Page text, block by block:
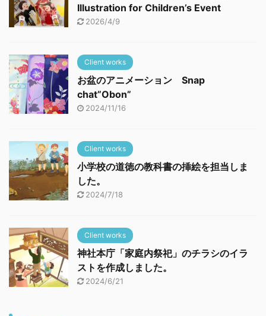
Illustration for Children’s Event
2026/4/9
Client works
お盆のアニメーション Snap
chat”Obon”
2024/11/16
Client works
小学校の道徳の教科書の挿絵を担当しま
した。
2024/7/18
Client works
神社本庁「家庭内祭祀」のチラシのイラ
ストを作成しました。
2024/6/21